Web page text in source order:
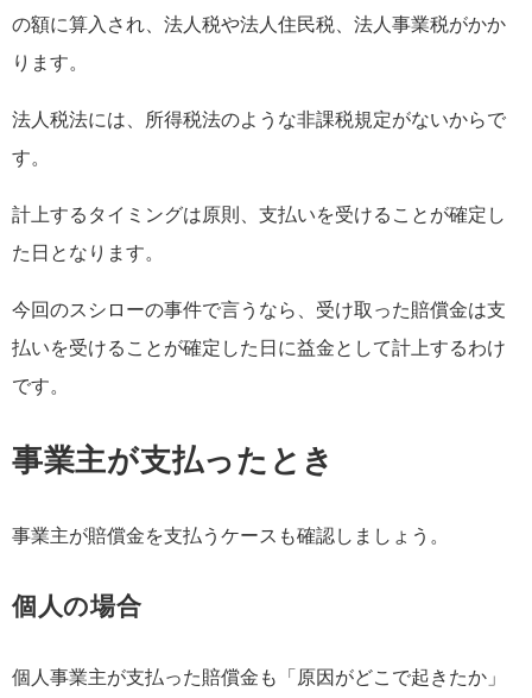
の額に算入され、法人税や法人住民税、法人事業税がかか
ります。
法人税法には、所得税法のような非課税規定がないからで
す。
計上するタイミングは原則、支払いを受けることが確定し
た日となります。
今回のスシローの事件で言うなら、受け取った賠償金は支
払いを受けることが確定した日に益金として計上するわけ
です。
事業主が支払ったとき
事業主が賠償金を支払うケースも確認しましょう。
個人の場合
個人事業主が支払った賠償金も「原因がどこで起きたか」